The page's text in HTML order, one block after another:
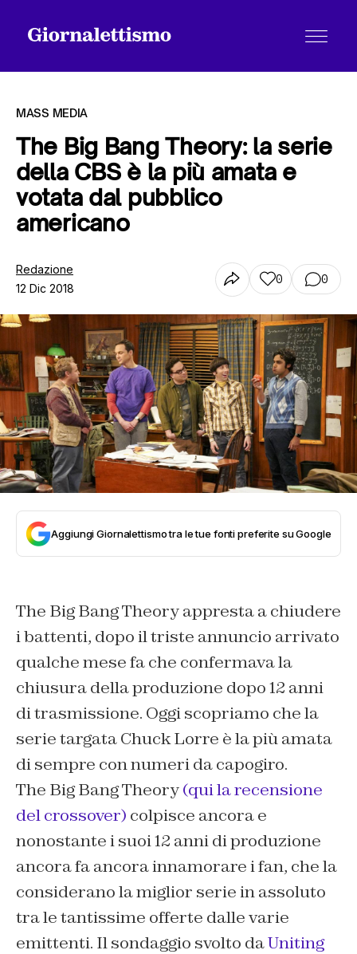
Tutti gli articoli
MASS MEDIA
The Big Bang Theory: la serie
della CBS è la più amata e
votata dal pubblico
americano
Redazione
12 Dic 2018
0 0
Aggiungi Giornalettismo tra le tue fonti preferite su Google
The Big Bang Theory appresta a chiudere
i battenti, dopo il triste annuncio arrivato
qualche mese fa che confermava la
chiusura della produzione dopo 12 anni
di trasmissione. Oggi scopriamo che la
serie targata Chuck Lorre è la più amata
di sempre con numeri da capogiro.
The Big Bang Theory(qui la recensione
del crossover) colpisce ancora e
nonostante i suoi 12 anni di produzione
ancora fa ancora innamorare i fan, che la
considerano la miglior serie in assoluto
tra le tantissime offerte dalle varie
emittenti. Il sondaggio svolto daUniting